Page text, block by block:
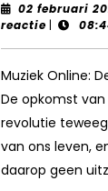
02 februari
reactie |
Muziek Online:
De opkomst
revolutie
van ons leven,
daarop geen